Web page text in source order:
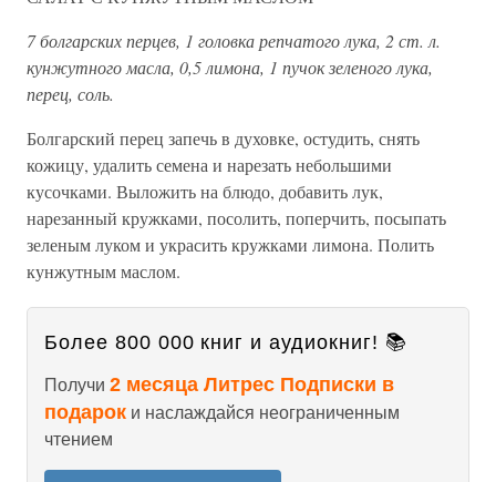
7 болгарских перцев, 1 головка репчатого лука, 2 ст. л.
кунжутного масла, 0,5 лимона, 1 пучок зеленого лука,
перец, соль.
Болгарский перец запечь в духовке, остудить, снять
кожицу, удалить семена и нарезать небольшими
кусочками. Выложить на блюдо, добавить лук,
нарезанный кружками, посолить, поперчить, посыпать
зеленым луком и украсить кружками лимона. Полить
кунжутным маслом.
Более 800 000 книг и аудиокниг! 📚
Получи 2 месяца Литрес Подписки в
подарок и наслаждайся неограниченным
чтением